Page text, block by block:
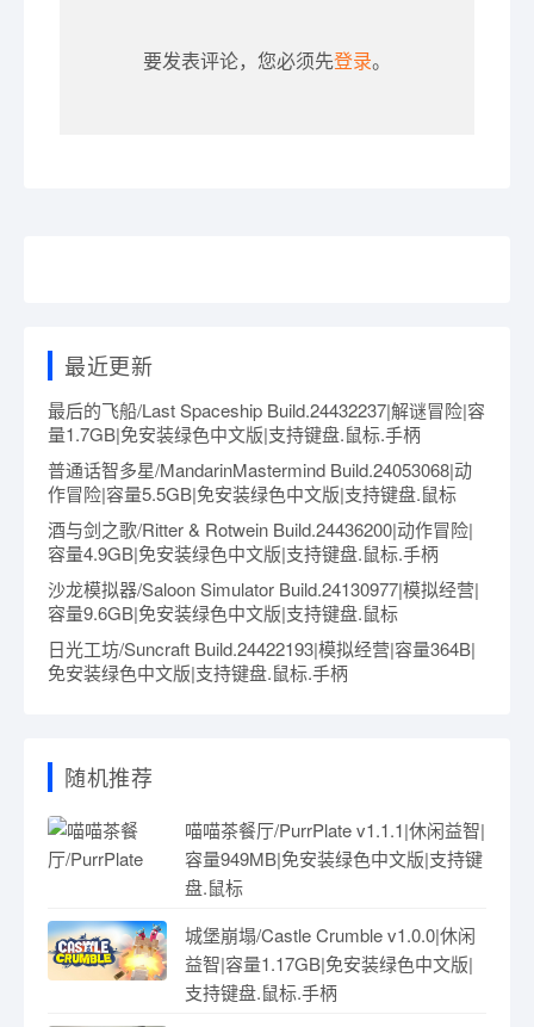
要发表评论，您必须先登录。
最近更新
量1.7GB|免安装绿色中文版|支持键盘.鼠标.手柄
普通话智多星/MandarinMastermind Build.24053068|动
作冒险|容量5.5GB|免安装绿色中文版|支持键盘.鼠标
酒与剑之歌/Ritter & Rotwein Build.24436200|动作冒险|
容量4.9GB|免安装绿色中文版|支持键盘.鼠标.手柄
沙龙模拟器/Saloon Simulator Build.24130977|模拟经营|
容量9.6GB|免安装绿色中文版|支持键盘.鼠标